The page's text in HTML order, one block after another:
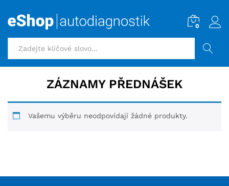
0
ZÁZNAMY PŘEDNÁŠEK
Vašemu výběru neodpovídají žádné produkty.